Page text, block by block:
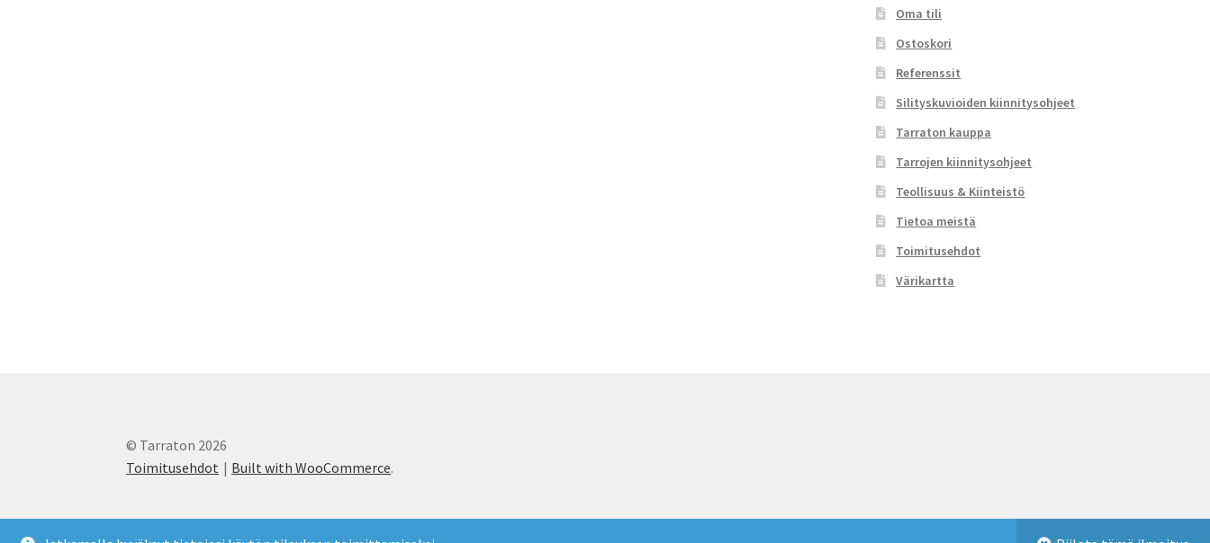
Oma tili
Ostoskori
Referenssit
Silityskuvioiden kiinnitysohjeet
Tarraton kauppa
Tarrojen kiinnitysohjeet
Teollisuus & Kiinteistö
Tietoa meistä
Toimitusehdot
Värikartta
© Tarraton 2026
Toimitusehdot
Built with WooCommerce.